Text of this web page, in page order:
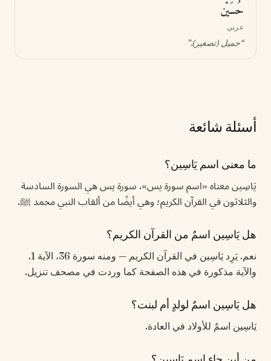
حُسَيْن
عربي
“جميل (تصغير).”
أسئلة شائعة
ما معنى اسم يَاسِين؟
يَاسِين معناه «اسم سورة يس». سورة يس هي السورة السادسة
والثلاثون في القرآن الكريم؛ وهي أيضًا من ألقاب النبي محمد ﷺ.
هل يَاسِين اسمٌ من القرآن الكريم؟
نعم. يَرِد يَاسِين في القرآن الكريم — ومنه سورة 36، الآية 1.
والآية مذكورة في هذه الصفحة كما وردت في مصحف تنزيل.
هل يَاسِين اسمٌ لولدٍ أم لبنت؟
يَاسِين اسمٌ للأولاد في العادة.